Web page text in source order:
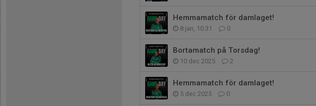
Hemmamatch för damlaget!
8 jan, 10:31 0
Bortamatch på Torsdag!
10 dec 2025 2
Hemmamatch för damlaget!
5 dec 2025 0